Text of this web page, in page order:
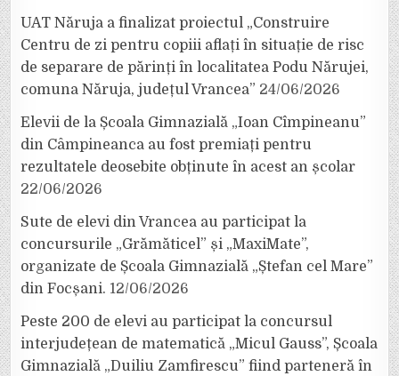
UAT Năruja a finalizat proiectul „Construire
Centru de zi pentru copiii aflați în situație de risc
de separare de părinți în localitatea Podu Nărujei,
comuna Năruja, județul Vrancea” 24/06/2026
Elevii de la Școala Gimnazială „Ioan Cîmpineanu”
din Câmpineanca au fost premiați pentru
rezultatele deosebite obținute în acest an școlar
22/06/2026
Sute de elevi din Vrancea au participat la
concursurile „Grămăticel” și „MaxiMate”,
organizate de Școala Gimnazială „Ștefan cel Mare”
din Focșani. 12/06/2026
Peste 200 de elevi au participat la concursul
interjudețean de matematică „Micul Gauss”, Școala
Gimnazială „Duiliu Zamfirescu” fiind parteneră în